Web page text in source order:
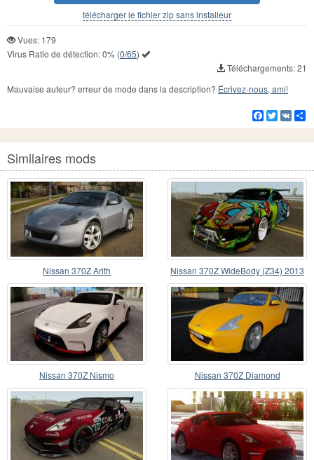
télécharger le fichier zip sans installeur
Vues: 179
Virus Ratio de détection:0% (0/65)
Téléchargements: 21
Mauvaise auteur? erreur de mode dans la description? Écrivez-nous, ami!
Facebook
Twitter
VK
Similaires mods
Nissan 370Z Arith Nissan 370Z WideBody (Z34) 2013
Nissan 370Z Nismo Nissan 370Z Diamond